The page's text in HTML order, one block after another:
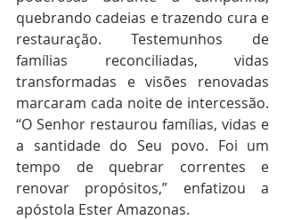
quebrando cadeias e trazendo cura e
restauração. Testemunhos de
famílias reconciliadas, vidas
transformadas e visões renovadas
marcaram cada noite de intercessão.
“O Senhor restaurou famílias, vidas e
a santidade do Seu povo. Foi um
tempo de quebrar correntes e
renovar propósitos,” enfatizou a
apóstola Ester Amazonas.